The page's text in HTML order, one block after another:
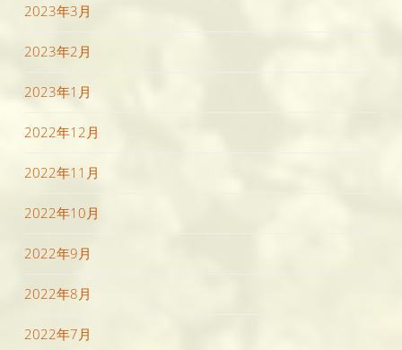
2023年3月
2023年2月
2023年1月
2022年12月
2022年11月
2022年10月
2022年9月
2022年8月
2022年7月